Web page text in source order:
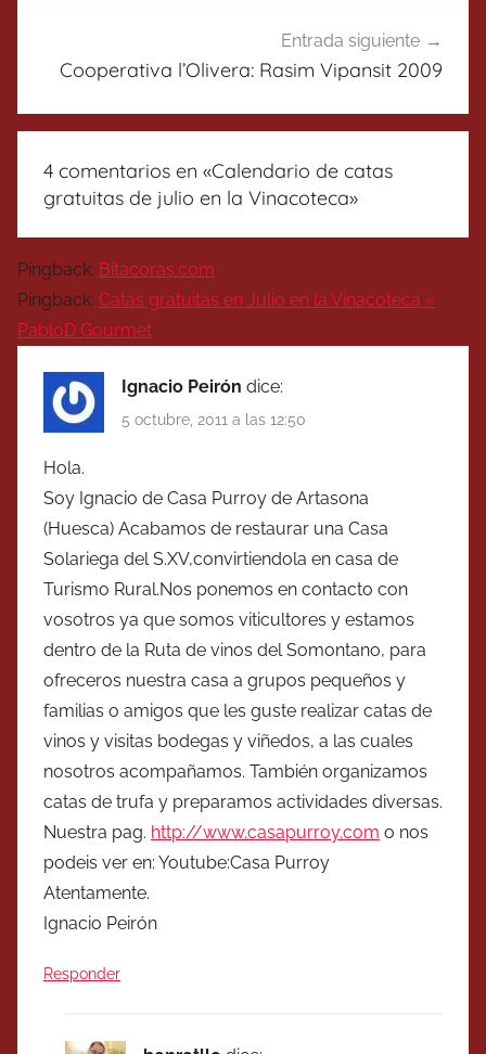
Entrada siguiente
Cooperativa l’Olivera: Rasim Vipansit 2009
4 comentarios en «Calendario de catas
gratuitas de julio en la Vinacoteca»
Pingback: Bitacoras.com
Pingback: Catas gratuitas en Julio en la Vinacoteca «
PabloD Gourmet
Ignacio Peirón dice:
5 octubre, 2011 a las 12:50
Hola.
Soy Ignacio de Casa Purroy de Artasona
(Huesca) Acabamos de restaurar una Casa
Solariega del S.XV,convirtiendola en casa de
Turismo Rural.Nos ponemos en contacto con
vosotros ya que somos viticultores y estamos
dentro de la Ruta de vinos del Somontano, para
ofreceros nuestra casa a grupos pequeños y
familias o amigos que les guste realizar catas de
vinos y visitas bodegas y viñedos, a las cuales
nosotros acompañamos. También organizamos
catas de trufa y preparamos actividades diversas.
Nuestra pag. http://www.casapurroy.com o nos
podeis ver en: Youtube:Casa Purroy
Atentamente.
Ignacio Peirón
Responder